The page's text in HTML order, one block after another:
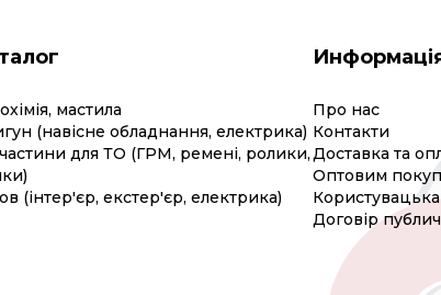
мастила
(навісне обладнання, електрика)
для ТО (ГРМ, ремені, ролики,
(інтер'єр, екстер'єр, електрика)
Про нас
Контакти
Доставка та
Оптовим
Договір